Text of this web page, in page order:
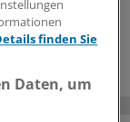
finden Sie
Daten, um